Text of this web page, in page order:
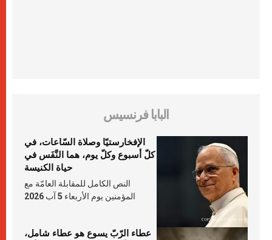
البابا فرنسيس
الإفخارستيّا وصلاة السّاعات، في
كلّ أسبوع وكلّ يوم، هما النَّفَس في
حياة الكنيسة
النص الكامل للمقابلة العامّة مع
المؤمنين يوم الأربعاء 5 آب 2026
عطاء الرّبّ يسوع هو عطاء شامل،